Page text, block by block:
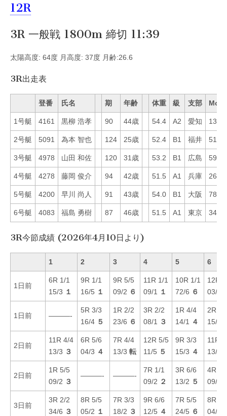
12R
3R 一般戦 1800m 締切 11:39
太陽高度: 64度 月高度: 37度 月齢:26.6
3R出走表
登番 氏名 期 年齢 体重 級 支部 Mo
1号艇 4161 黒柳 浩孝 90 44歳 54.4 A2 愛知 13
2号艇 5091 為本 智也 124 25歳 52.4 B1 福井 51
3号艇 4978 山田 和佐 120 31歳 53.2 B1 広島 59
4号艇 4278 藤岡 俊介 94 42歳 51.5 A1 兵庫 26
5号艇 4200 早川 尚人 91 43歳 54.0 B1 大阪 78
6号艇 4083 福島 勇樹 87 46歳 51.5 A1 東京 34
3R今節成績 (2026年4月10日より)
1 2 3 4 5 6
1日前
6R 1/1
15/3 １
9R 1/1
16/5 １
9R 5/5
09/2 ６
11R 1/1
09/1
１
10R 1/1
72/6 ６
12R
03/1
1日前 ———-
5R 3/3
16/4 ５
1R 2/2
23/6 ６
3R 2/2
08/1
３
1R 4/4
14/1
４
2R 3/
15/1
2日前
11R 4/4
13/3 ３
6R 5/6
04/3 ４
7R 4/4
13/3 転
12R 5/5
11/5 ５
9R 3/3
15/3 ４
11R
13/3
2日前
1R 5/5
09/2 ３
———- ———-
7R 1/1
09/2 ２
3R 6/6
13/2 ５
4R 1/
09/2
3日前
3R 2/2
34/6 ３
8R 5/5
05/2 １
7R 3/3
18/2 ３
9R 6/6
12/5 ４
7R 5/5
24/5 ６
8R 4/
04/1